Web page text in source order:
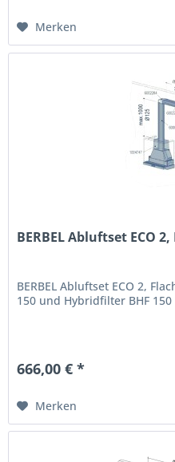
Merken
BERBEL Abluftset ECO
BERBEL Abluftset ECO 2,
150 und Hybridfilter BHF 150
666,00 € *
Merken